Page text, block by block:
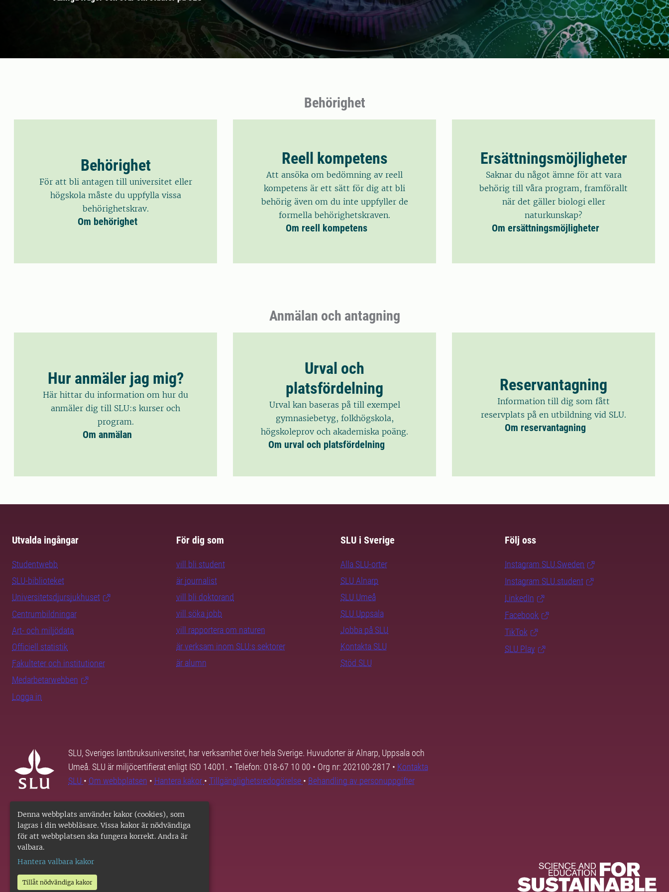
Denna webbplats använder kakor (cookies), som
lagras i din webbläsare. Vissa kakor är nödvändiga
för att webbplatsen ska fungera korrekt. Andra är
valbara.
Hantera valbara kakor
Tillåt nödvändiga kakor
Behörighet
Behörighet
För att bli antagen till universitet eller
högskola måste du uppfylla vissa
behörighetskrav.
Om behörighet
Reell kompetens
Att ansöka om bedömning av reell
kompetens är ett sätt för dig att bli
behörig även om du inte uppfyller de
formella behörighetskraven.
Om reell kompetens
Ersättningsmöjligheter
Saknar du något ämne för att vara
behörig till våra program, framförallt
när det gäller biologi eller
naturkunskap?
Om ersättningsmöjligheter
Anmälan och antagning
Hur anmäler jag mig?
Här hittar du information om hur du
anmäler dig till SLU:s kurser och
program.
Om anmälan
Urval och
platsfördelning
Urval kan baseras på till exempel
gymnasiebetyg, folkhögskola,
högskoleprov och akademiska poäng.
Om urval och platsfördelning
Reservantagning
Information till dig som fått
reservplats på en utbildning vid SLU.
Om reservantagning
Utvalda ingångar
Studentwebb
SLU-biblioteket
Universitetsdjursjukhuset
Centrumbildningar
Art- och miljödata
Officiell statistik
Fakulteter och institutioner
Medarbetarwebben
Logga in
För dig som
vill bli student
är journalist
vill bli doktorand
vill söka jobb
vill rapportera om naturen
är verksam inom SLU:s sektorer
är alumn
SLU i Sverige
Alla SLU-orter
SLU Alnarp
SLU Umeå
SLU Uppsala
Jobba på SLU
Kontakta SLU
Stöd SLU
Följ oss
Instagram SLU.Sweden
Instagram SLU.student
LinkedIn
Facebook
TikTok
SLU Play
SLU, Sveriges lantbruksuniversitet, har verksamhet över hela Sverige. Huvudorter är Alnarp, Uppsala och
Umeå. SLU är miljöcertifierat enligt ISO 14001. • Telefon: 018-67 10 00 • Org nr: 202100-2817 • Kontakta
SLU • Om webbplatsen • Hantera kakor • Tillgänglighetsredogörelse • Behandling av personuppgifter